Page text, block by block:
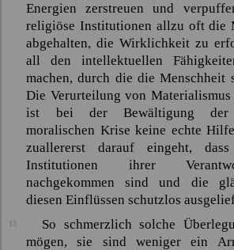
Energien zerstreuen und
religiöse Institutionen allzu oft die
abgehalten, die Wirklichkeit zu
all den intellektuellen
machen, durch die die Menschheit
Die Verurteilung von Materialismus
ist bei der Bewältigung der
moralischen Krise keine echte
zuallererst darauf eingeht,
Institutionen ihrer
nachgekommen sind und die
diesen Einflüssen schutzlos
13
So schmerzlich solche
mögen, sie sind weniger ein